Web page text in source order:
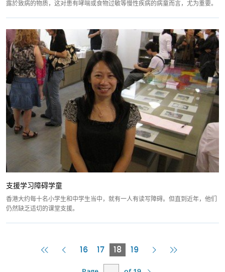
露於致病的物质，这对患有哮喘或食物过敏等慢性疾病的病童而言，尤为重要。
支援学习障碍学童
香港大约每十名小学生和中学生当中，就有一人有读写障碍。但直到近年，他们
仍然缺乏适切的课堂支援。
FirstPrevious
16 17 18Current
19
Next Last